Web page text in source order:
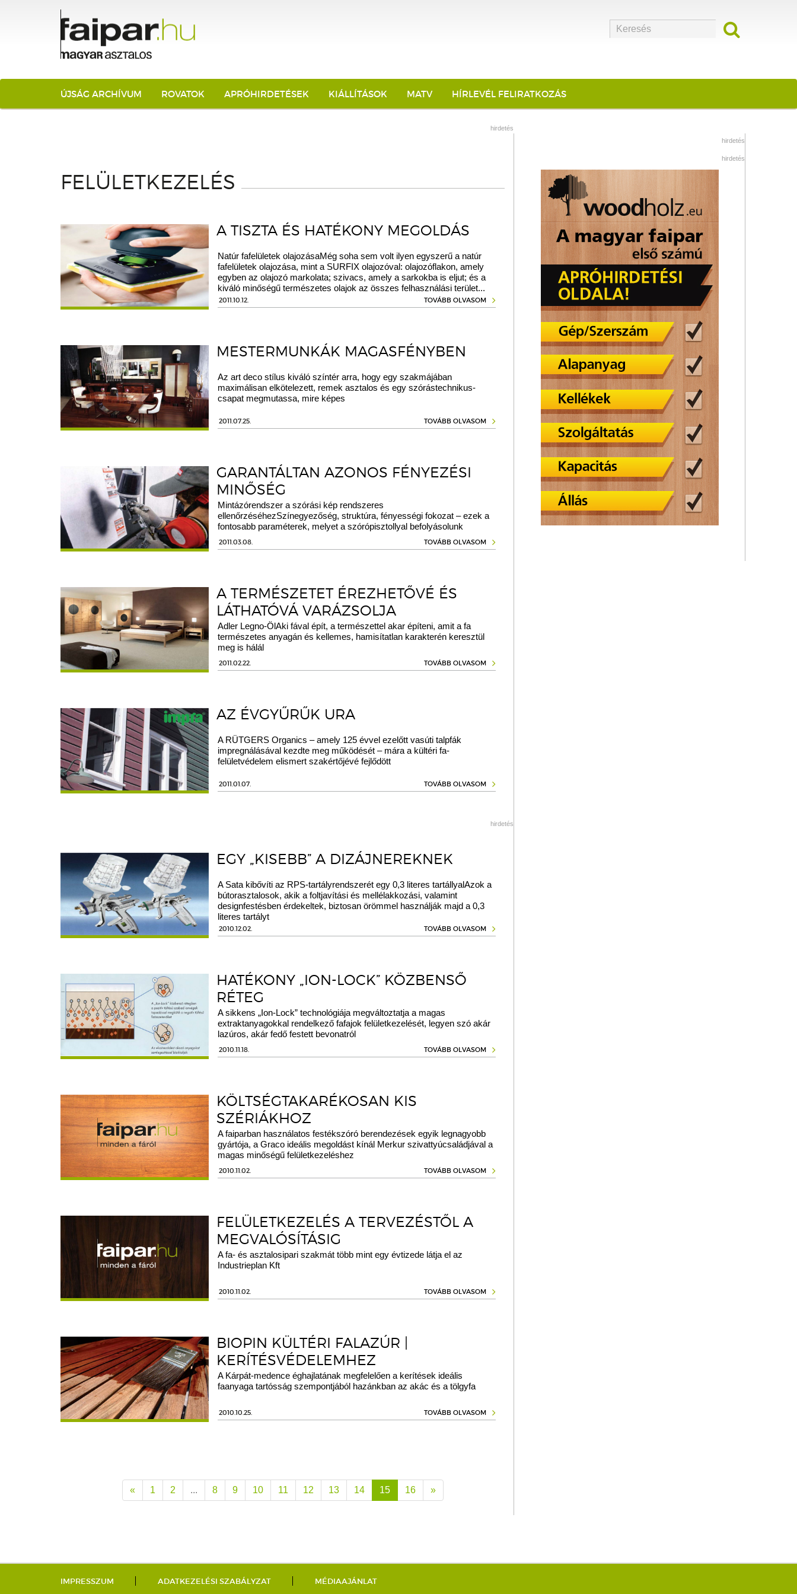
ÚJSÁG ARCHÍVUM ROVATOK APRÓHIRDETÉSEK KIÁLLÍTÁSOK MATV HÍRLEVÉL FELIRATKOZÁS
hirdetés
FELÜLETKEZELÉS
A TISZTA ÉS HATÉKONY MEGOLDÁS
Natúr fafelületek olajozásaMég soha sem volt ilyen egyszerű a natúr
fafelületek olajozása, mint a SURFIX olajozóval: olajozóflakon, amely
egyben az olajozó markolata; szivacs, amely a sarkokba is eljut; és a
kiváló minőségű természetes olajok az összes felhasználási terület...
2011.10.12. TOVÁBB OLVASOM
MESTERMUNKÁK MAGASFÉNYBEN
Az art deco stílus kiváló színtér arra, hogy egy szakmájában
maximálisan elkötelezett, remek asztalos és egy szórástechnikus-
csapat megmutassa, mire képes
2011.07.25. TOVÁBB OLVASOM
GARANTÁLTAN AZONOS FÉNYEZÉSI
MINŐSÉG
Mintázórendszer a szórási kép rendszeres
ellenőrzéséhezSzínegyezőség, struktúra, fényességi fokozat – ezek a
fontosabb paraméterek, melyet a szórópisztollyal befolyásolunk
2011.03.08. TOVÁBB OLVASOM
A TERMÉSZETET ÉREZHETŐVÉ ÉS
LÁTHATÓVÁ VARÁZSOLJA
Adler Legno-ÖlAki fával épít, a természettel akar építeni, amit a fa
természetes anyagán és kellemes, hamisítatlan karakterén keresztül
meg is hálál
2011.02.22. TOVÁBB OLVASOM
AZ ÉVGYŰRŰK URA
A RÜTGERS Organics – amely 125 évvel ezelőtt vasúti talpfák
impregnálásával kezdte meg működését – mára a kültéri fa-
felületvédelem elismert szakértőjévé fejlődött
2011.01.07. TOVÁBB OLVASOM
hirdetés
EGY „KISEBB” A DIZÁJNEREKNEK
A Sata kibővíti az RPS-tartályrendszerét egy 0,3 literes tartállyalAzok a
bútorasztalosok, akik a foltjavítási és mellélakkozási, valamint
designfestésben érdekeltek, biztosan örömmel használják majd a 0,3
literes tartályt
2010.12.02. TOVÁBB OLVASOM
HATÉKONY „ION-LOCK” KÖZBENSŐ
RÉTEG
A sikkens „Ion-Lock” technológiája megváltoztatja a magas
extraktanyagokkal rendelkező fafajok felületkezelését, legyen szó akár
lazúros, akár fedő festett bevonatról
2010.11.18. TOVÁBB OLVASOM
KÖLTSÉGTAKARÉKOSAN KIS
SZÉRIÁKHOZ
A faiparban használatos festékszóró berendezések egyik legnagyobb
gyártója, a Graco ideális megoldást kínál Merkur szivattyúcsaládjával a
magas minőségű felületkezeléshez
2010.11.02. TOVÁBB OLVASOM
FELÜLETKEZELÉS A TERVEZÉSTŐL A
MEGVALÓSÍTÁSIG
A fa- és asztalosipari szakmát több mint egy évtizede látja el az
Industrieplan Kft
2010.11.02. TOVÁBB OLVASOM
BIOPIN KÜLTÉRI FALAZÚR |
KERÍTÉSVÉDELEMHEZ
A Kárpát-medence éghajlatának megfelelően a kerítések ideális
faanyaga tartósság szempontjából hazánkban az akác és a tölgyfa
2010.10.25. TOVÁBB OLVASOM
« 1 2 ... 8 9 10 11 12 13 14 15 16 »
hirdetés
hirdetés
IMPRESSZUM ADATKEZELÉSI SZABÁLYZAT MÉDIAAJÁNLAT